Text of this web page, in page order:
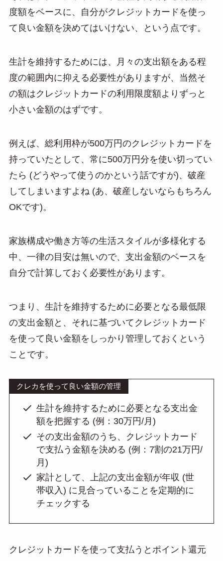
度額をベースに、自分がクレジットカードを使っ
て良い金額を決めてはいけない、という点です。
生計を維持するためには、月々の支出額をある程
度の範囲内に抑える必要性がありますが、当然そ
の額はクレジットカードの利用限度額よりずっと
小さい金額のはずです。
例えば、総利用枠が500万円のクレジットカードを
持っていたとして、常に500万円分を使い切ってい
たら (どうやって使うのかという話ですが)、破産
してしまいますよね (あ、破産しないならもちろん
OKです)。
家族構成や働き方等の生活スタイルが多様化する
中、一律の目安は無いので、支出金額のベースを
自分で計算しておく必要性があります。
つまり、生計を維持するために必要となる最低限
の支出金額と、それに基づいてクレジットカード
を使って良い金額をしっかり管理しておくという
ことです。
クレカを使って良い金額の管理
生計を維持するために必要となる支出金
額を把握する (例：30万円/月)
その支出金額のうち、クレジットカード
で支払う金額を決める (例：7割の21万円/
月)
家計として、上記の支出金額が年収 (世
帯収入) に見合っていることを定期的に
チェックする
クレジットカードを使って支払うとポイント還元